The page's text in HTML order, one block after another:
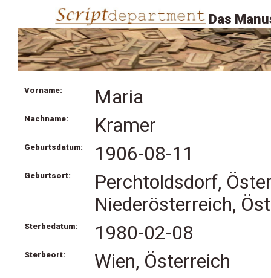
Das
Vorname: Maria
Nachname: Kramer
Geburtsdatum: 1906-08-11
Geburtsort:
Perchtoldsdorf,
Niederösterreich,
Sterbedatum: 1980-02-08
Sterbeort: Wien, Österreich